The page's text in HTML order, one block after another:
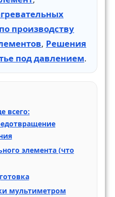
производству
, Решения
под давлением.
всего:
элемента (что
мультиметром